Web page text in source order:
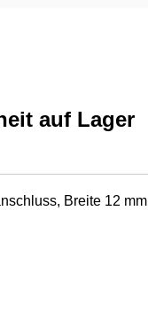
auf Lager
Breite 12 mm